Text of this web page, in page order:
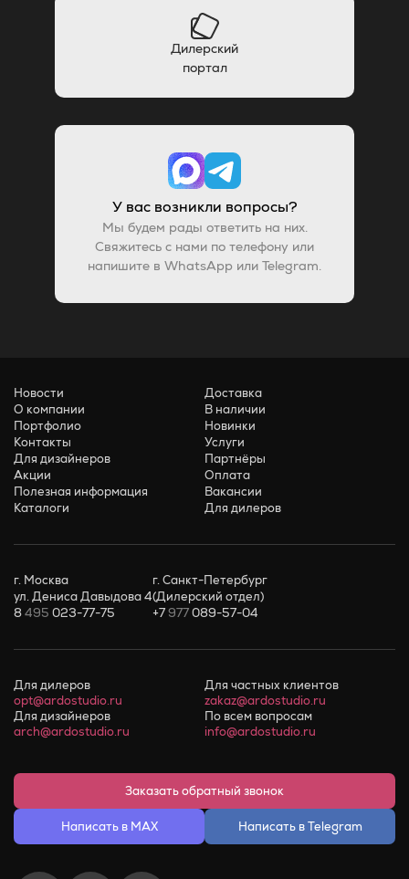
Дилерский
портал
У вас возникли вопросы?
Мы будем рады ответить на них.
Свяжитесь с нами по телефону или
напишите в WhatsApp или Telegram.
Новости
О компании
Портфолио
Контакты
Для дизайнеров
Акции
Полезная информация
Каталоги
Доставка
В наличии
Новинки
Услуги
Партнёры
Оплата
Вакансии
Для дилеров
г. Москва
ул. Дениса Давыдова 4
8495 023-77-75
г. Санкт-Петербург
(Дилерский отдел)
+7977089-57-04
Для дилеров
opt@ardostudio.ru
Для частных клиентов
zakaz@ardostudio.ru
Для дизайнеров
arch@ardostudio.ru
По всем вопросам
info@ardostudio.ru
Заказать обратный звонок
Написать в MAX Написать в Telegram